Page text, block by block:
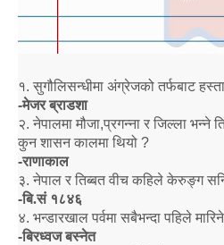
१. सुगौलिसन्धीमा अंग्रेजको तर्फबाट
-मेजर ब्राडशा
२. नेपालमा मौजा,प्रगन्ना र जिल्ला भन्ने
कुन शासन कालमा थियो ?
-राणाकाल
३. नेपाल र तिब्बत वीच कहिले केरुङ्ग
-बि.सं १८४६
४. भन्डारखाल पर्वमा सबैभन्दा पहिले
-बिरध्वज बस्नेत